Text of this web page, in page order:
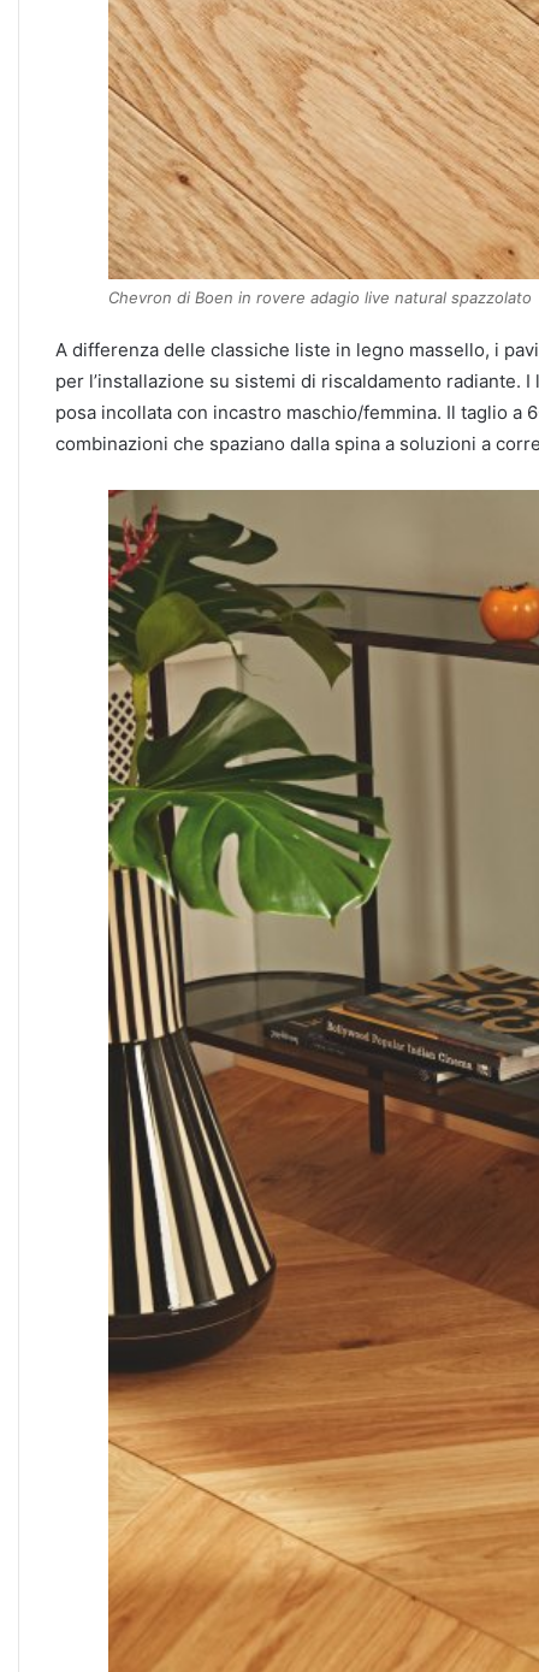
Chevron di Boen in rovere adagio live natural spazzolato
A differenza delle classiche liste in legno massello, i
per l’installazione su sistemi di riscaldamento radiante.
posa incollata con incastro maschio/femmina. Il taglio a
combinazioni che spaziano dalla spina a soluzioni a